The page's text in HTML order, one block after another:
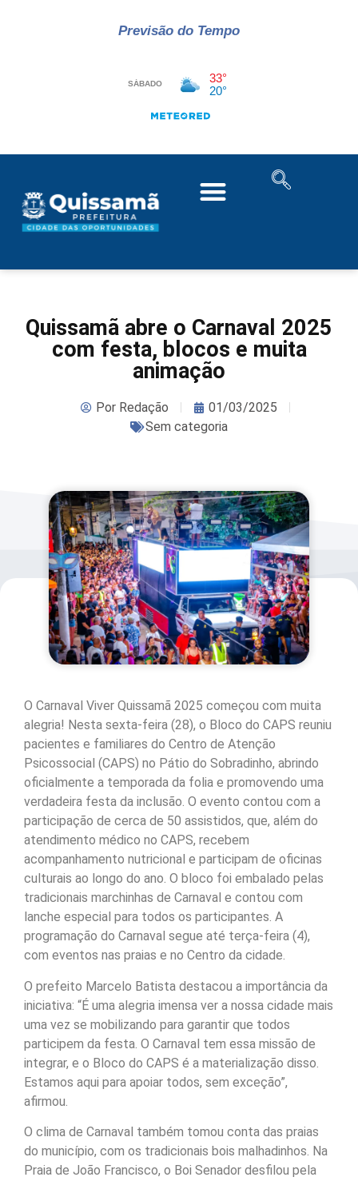
Previsão do Tempo
Quissamã abre o Carnaval 2025
com festa, blocos e muita
animação
PorRedação
01/03/2025
Sem categoria
O Carnaval Viver Quissamã 2025 começou com muita
alegria! Nesta sexta-feira (28), o Bloco do CAPS reuniu
pacientes e familiares do Centro de Atenção
Psicossocial (CAPS) no Pátio do Sobradinho, abrindo
oficialmente a temporada da folia e promovendo uma
verdadeira festa da inclusão. O evento contou com a
participação de cerca de 50 assistidos, que, além do
atendimento médico no CAPS, recebem
acompanhamento nutricional e participam de oficinas
culturais ao longo do ano. O bloco foi embalado pelas
tradicionais marchinhas de Carnaval e contou com
lanche especial para todos os participantes. A
programação do Carnaval segue até terça-feira (4),
com eventos nas praias e no Centro da cidade.
O prefeito Marcelo Batista destacou a importância da
iniciativa: “É uma alegria imensa ver a nossa cidade mais
uma vez se mobilizando para garantir que todos
participem da festa. O Carnaval tem essa missão de
integrar, e o Bloco do CAPS é a materialização disso.
Estamos aqui para apoiar todos, sem exceção”,
afirmou.
O clima de Carnaval também tomou conta das praias
do município, com os tradicionais bois malhadinhos. Na
Praia de João Francisco, o Boi Senador desfilou pela